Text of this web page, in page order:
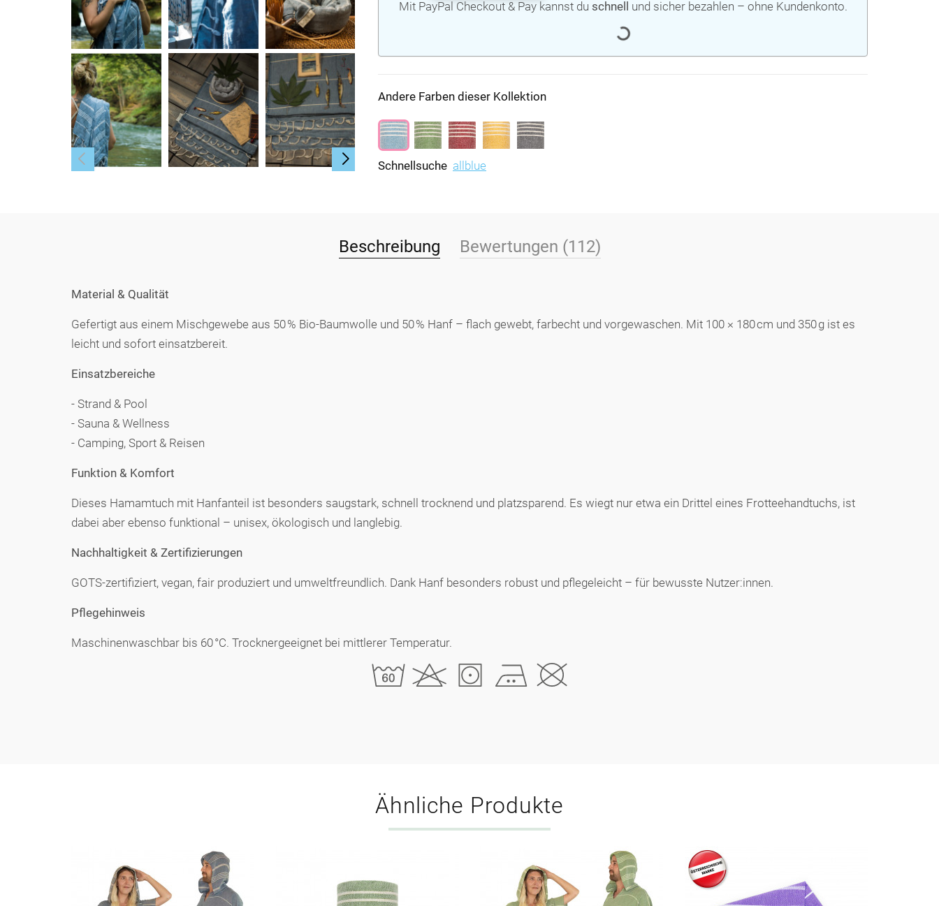
Mit PayPal Checkout & Pay kannst du schnell und sicher bezahlen – ohne Kundenkonto.
Andere Farben dieser Kollektion
Schnellsuche allblue
Beschreibung Bewertungen (112)
Material & Qualität
Gefertigt aus einem Mischgewebe aus 50 % Bio-Baumwolle und 50 % Hanf – flach gewebt, farbecht und vorgewaschen. Mit 100 × 180 cm und 350 g ist es
leicht und sofort einsatzbereit.
Einsatzbereiche
- Strand & Pool
- Sauna & Wellness
- Camping, Sport & Reisen
Funktion & Komfort
Dieses Hamamtuch mit Hanfanteil ist besonders saugstark, schnell trocknend und platzsparend. Es wiegt nur etwa ein Drittel eines Frotteehandtuchs, ist
dabei aber ebenso funktional – unisex, ökologisch und langlebig.
Nachhaltigkeit & Zertifizierungen
GOTS-zertifiziert, vegan, fair produziert und umweltfreundlich. Dank Hanf besonders robust und pflegeleicht – für bewusste Nutzer:innen.
Pflegehinweis
Maschinenwaschbar bis 60 °C. Trocknergeeignet bei mittlerer Temperatur.
Ähnliche Produkte